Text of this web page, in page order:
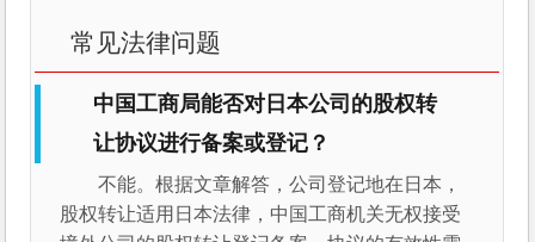
常见法律问题
中国工商局能否对日本公司的股权转
让协议进行备案或登记？
不能。根据文章解答，公司登记地在日本，
股权转让适用日本法律，中国工商机关无权接受